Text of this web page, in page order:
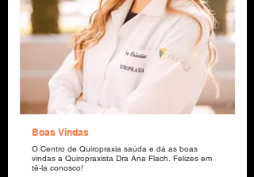
Boas Vindas
O Centro de Quiropraxia saúda e dá as boas
vindas a Quiropraxista Dra Ana Flach. Felizes em
tê-la conosco!